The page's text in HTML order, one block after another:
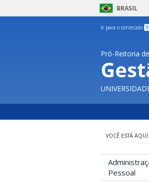
BRASIL
Ir para o conteúdo 1
Pró-Reitoria de
Pessoal